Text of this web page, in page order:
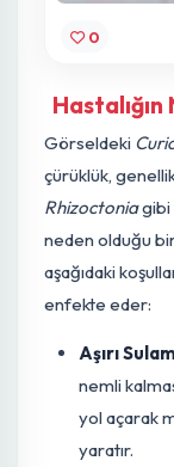
0
Rhizoctonia
neden
aşağıdaki